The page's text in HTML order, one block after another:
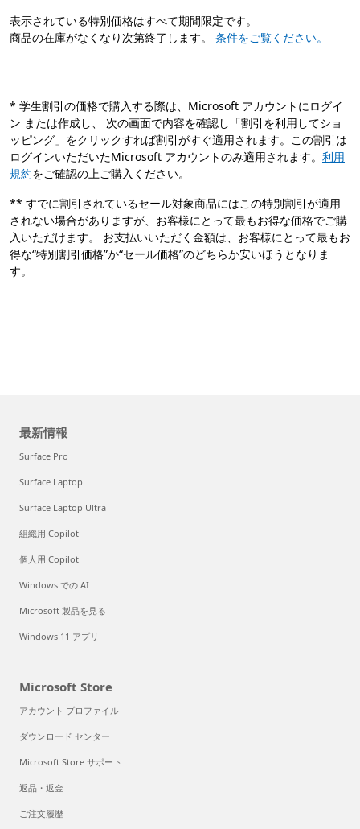
表示されている特別価格はすべて期間限定です。
商品の在庫がなくなり次第終了します。 条件をご覧ください。
* 学生割引の価格で購入する際は、Microsoft アカウントにログイ
ン または作成し、 次の画面で内容を確認し「割引を利用してショ
ッピング」をクリックすれば割引がすぐ適用されます。この割引は
ログインいただいたMicrosoft アカウントのみ適用されます。 利用
規約をご確認の上ご購入ください。
** すでに割引されているセール対象商品にはこの特別割引が適用
されない場合がありますが、お客様にとって最もお得な価格でご購
入いただけます。 お支払いいただく金額は、お客様にとって最もお
得な“特別割引価格”か“セール価格”のどちらか安いほうとなりま
す。
最新情報
Surface Pro
Surface Laptop
Surface Laptop Ultra
組織用 Copilot
個人用 Copilot
Windows での AI
Microsoft 製品を見る
Windows 11 アプリ
Microsoft Store
アカウント プロファイル
ダウンロード センター
Microsoft Store サポート
返品・返金
ご注文履歴